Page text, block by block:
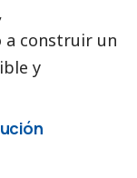
construir un
y